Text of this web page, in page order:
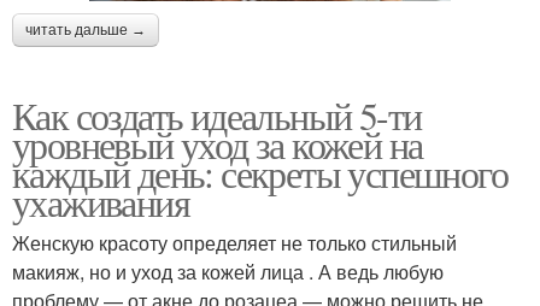
читать дальше →
Как создать идеальный 5-ти
уровневый уход за кожей на
каждый день: секреты успешного
ухаживания
Женскую красоту определяет не только стильный
макияж, но и уход за кожей лица . А ведь любую